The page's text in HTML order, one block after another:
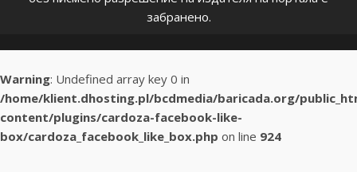
забранено.
Warning: Undefined array key 0 in
/home/klient.dhosting.pl/bcdmedia/baricada.org/
content/plugins/cardoza-facebook-like-
box/cardoza_facebook_like_box.php on line 924